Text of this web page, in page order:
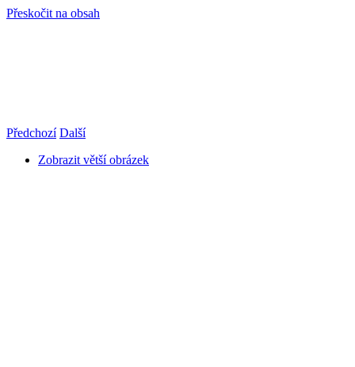
Přeskočit na obsah
Předchozí Další
Zobrazit větší obrázek